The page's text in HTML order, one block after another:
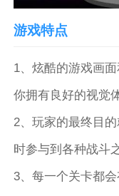
游戏特点
1、炫酷的游戏画
你拥有良好的视觉
2、玩家的最终目
时参与到各种战斗
3、每一个关卡都